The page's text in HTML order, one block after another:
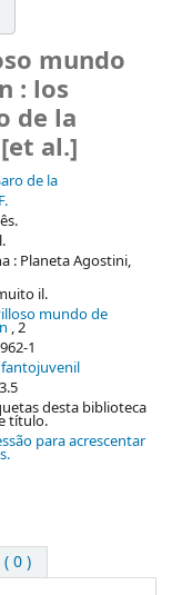
mundo
: los
de la
al.]
de la
: Planeta Agostini,
il.
mundo de
, 2
1
desta biblioteca
título.
para acrescentar
0 )